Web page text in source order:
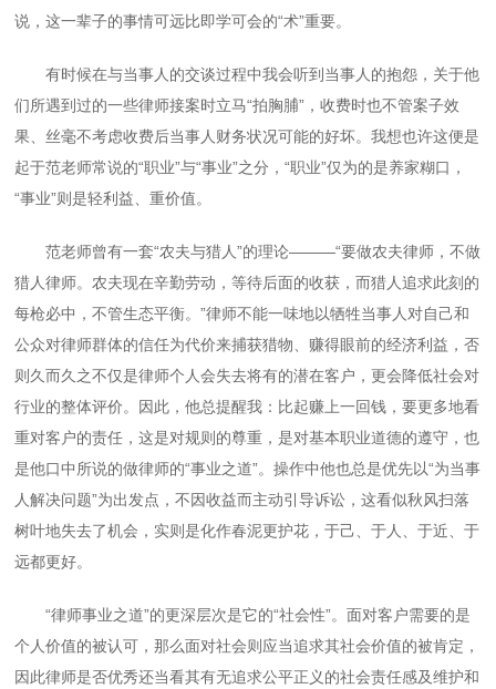
说，这一辈子的事情可远比即学可会的“术”重要。
有时候在与当事人的交谈过程中我会听到当事人的抱怨，关于他
们所遇到过的一些律师接案时立马“拍胸脯”，收费时也不管案子效
果、丝毫不考虑收费后当事人财务状况可能的好坏。我想也许这便是
起于范老师常说的“职业”与“事业”之分，“职业”仅为的是养家糊口，
“事业”则是轻利益、重价值。
范老师曾有一套“农夫与猎人”的理论———“要做农夫律师，不做
猎人律师。农夫现在辛勤劳动，等待后面的收获，而猎人追求此刻的
每枪必中，不管生态平衡。”律师不能一味地以牺牲当事人对自己和
公众对律师群体的信任为代价来捕获猎物、赚得眼前的经济利益，否
则久而久之不仅是律师个人会失去将有的潜在客户，更会降低社会对
行业的整体评价。因此，他总提醒我：比起赚上一回钱，要更多地看
重对客户的责任，这是对规则的尊重，是对基本职业道德的遵守，也
是他口中所说的做律师的“事业之道”。操作中他也总是优先以“为当事
人解决问题”为出发点，不因收益而主动引导诉讼，这看似秋风扫落
树叶地失去了机会，实则是化作春泥更护花，于己、于人、于近、于
远都更好。
“律师事业之道”的更深层次是它的“社会性”。面对客户需要的是
个人价值的被认可，那么面对社会则应当追求其社会价值的被肯定，
因此律师是否优秀还当看其有无追求公平正义的社会责任感及维护和